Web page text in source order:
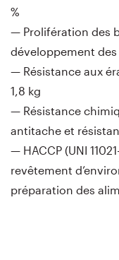
%
— Prolifération des
développement
— Résistance aux
1,8 kg
— Résistance
antitache et
— HACCP (UNI
revêtement
préparation des